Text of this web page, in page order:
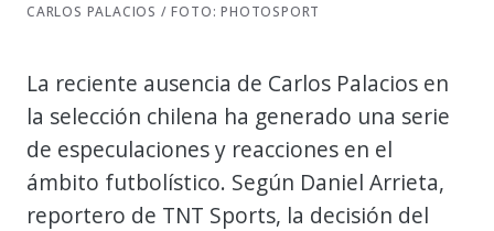
CARLOS PALACIOS / FOTO: PHOTOSPORT
La reciente ausencia de Carlos Palacios en
la selección chilena ha generado una serie
de especulaciones y reacciones en el
ámbito futbolístico. Según Daniel Arrieta,
reportero de TNT Sports, la decisión del